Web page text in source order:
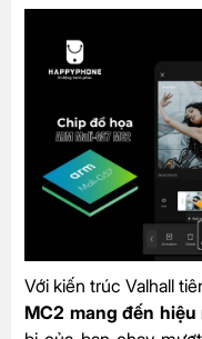
Với kiến trúc Valhall
MC2 mang đến